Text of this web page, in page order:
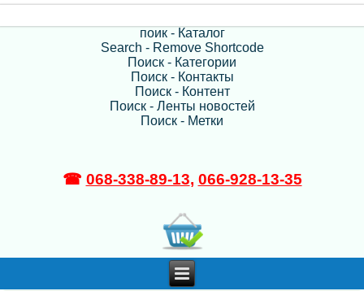
поик - Каталог
Search - Remove Shortcode
Поиск - Категории
Поиск - Контакты
Поиск - Контент
Поиск - Ленты новостей
Поиск - Метки
☎ 068-338-89-13, 066-928-13-35